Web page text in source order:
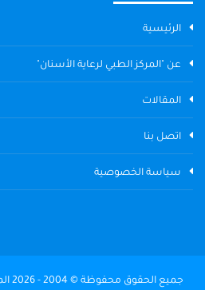
الرئيسية
عن "المركز الطبي لرعاية الأسنان"
المقالات
اتصل بنا
سياسة الخصوصية